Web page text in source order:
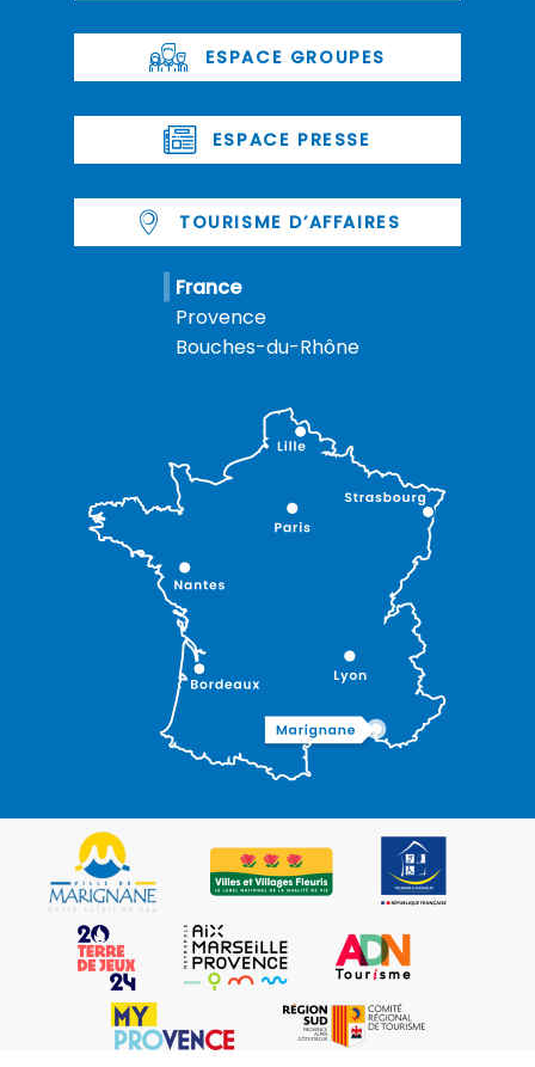
ESPACE GROUPES
ESPACE PRESSE
TOURISME D’AFFAIRES
France
Provence
Bouches-du-Rhône